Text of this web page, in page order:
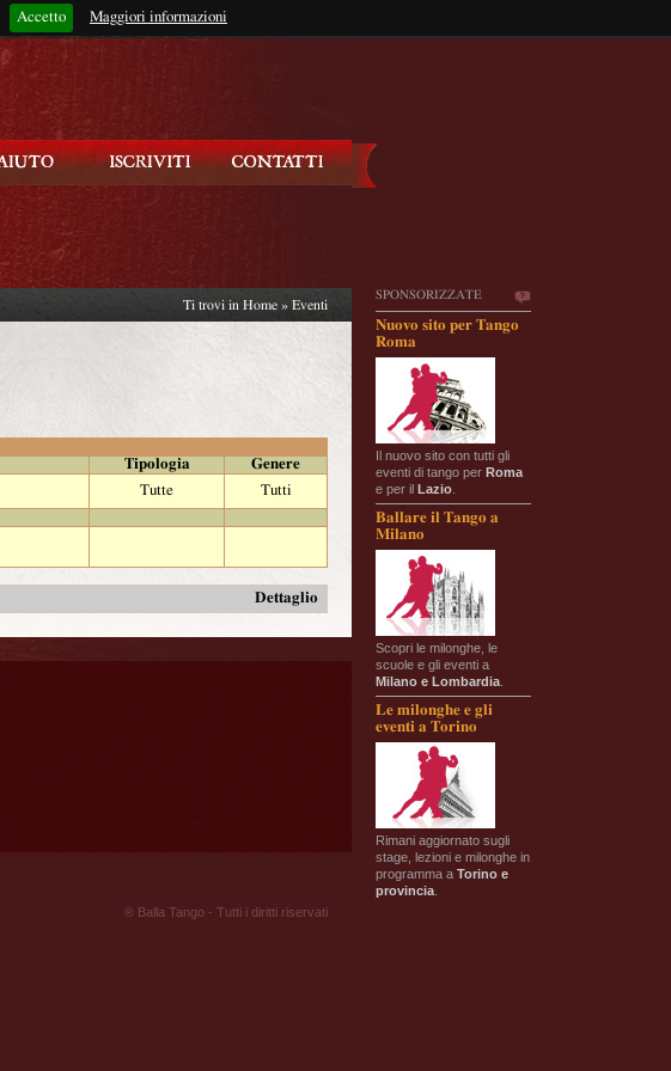
Accetto Maggiori informazioni
Rimani connesso?
SPONSORIZZATE
Nuovo sito per Tango
Roma
Il nuovo sito con tutti gli
eventi di tango per Roma
e per il Lazio
Ballare il Tango a
Milano
Scopri le milonghe, le
scuole e gli eventi a
Milano e Lombardia
Le milonghe e gli
eventi a Torino
Rimani aggiornato sugli
stage, lezioni e milonghe in
programma a Torino e
provincia
Ti trovi in Home » Eventi
Tipologia
Genere
Tutte
Tutti
Dettaglio
® Balla Tango - Tutti i diritti riservati